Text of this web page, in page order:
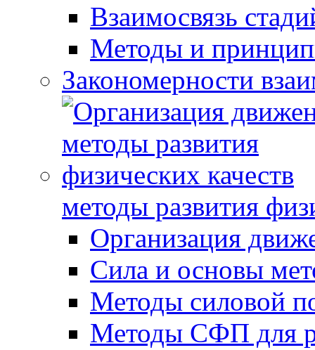
Взаимосвязь
Методы и
Закономерности
методы развития
Организация
Сила и основы
Методы силовой
Методы СФП для